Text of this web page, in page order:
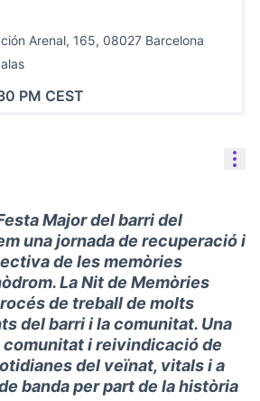
Arenal, 165, 08027 Barcelona
PM CEST
Major del barri del
una jornada de recuperació i
de les memòries
La Nit de Memòries
de treball de molts
del barri i la comunitat. Una
comunitat i reivindicació de
del veïnat, vitals i a
banda per part de la història